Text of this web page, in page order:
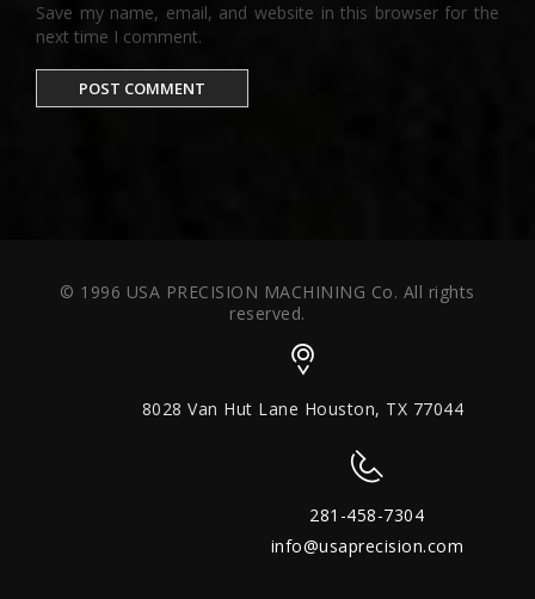
Save my name, email, and website in this browser for the
next time I comment.
© 1996 USA PRECISION MACHINING Co. All rights
reserved.
8028 Van Hut Lane Houston, TX 77044
281-458-7304
info@usaprecision.com